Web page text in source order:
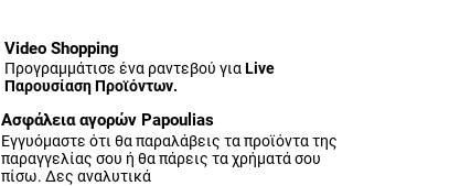
Video Shopping
Προγραμμάτισε ένα ραντεβού γιαLive
Παρουσίαση Προϊόντων.
Ασφάλεια αγορών Papoulias
Εγγυόμαστε ότι θα παραλάβεις τα προϊόντα της
παραγγελίας σου ή θα πάρεις τα χρήματά σου
πίσω. Δες αναλυτικά